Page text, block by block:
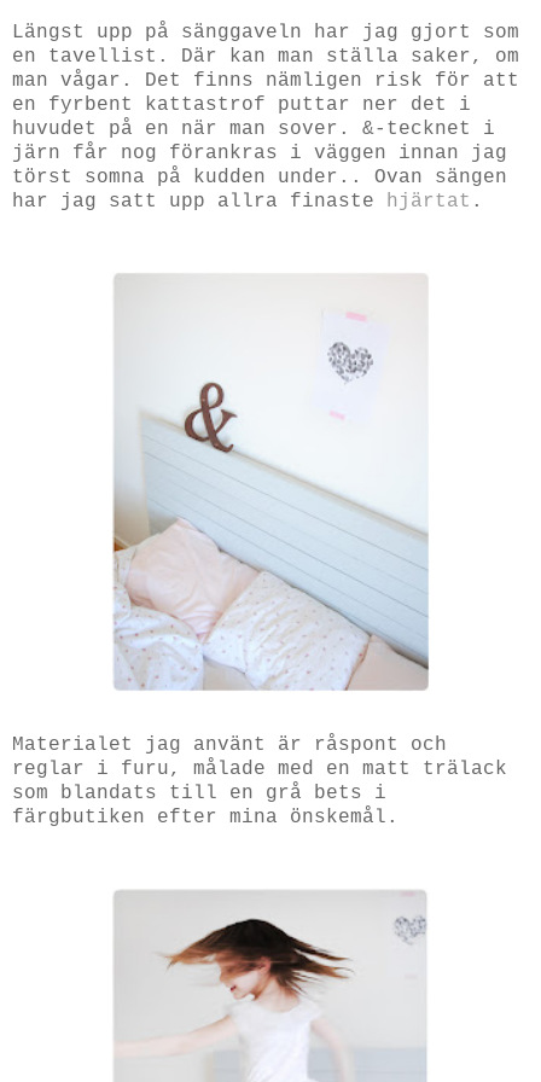
Längst upp på sänggaveln har jag gjort som
en tavellist. Där kan man ställa saker, om
man vågar. Det finns nämligen risk för att
en fyrbent kattastrof puttar ner det i
huvudet på en när man sover. &-tecknet i
järn får nog förankras i väggen innan jag
törst somna på kudden under.. Ovan sängen
har jag satt upp allra finaste
hjärtat .
Materialet jag använt är råspont och
reglar i furu, målade med en matt trälack
som blandats till en grå bets i
färgbutiken efter mina önskemål.